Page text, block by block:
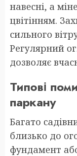
навесні, а
цвітінням.
сильного
Регулярний
дозволяє
Типові
паркану
Багато
близько до
фундамент